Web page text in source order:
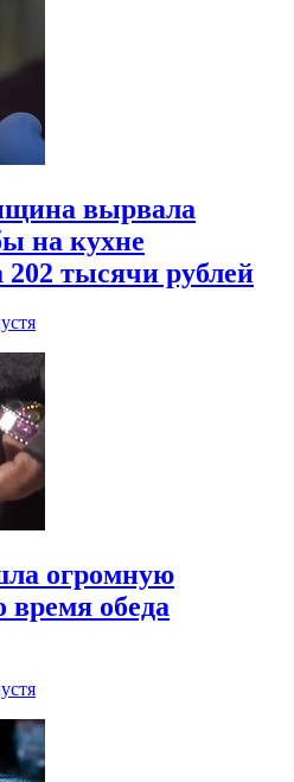
вырвала
на кухне
202 тысячи рублей
огромную
обеда